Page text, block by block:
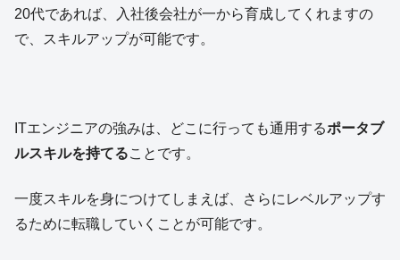
20代であれば、入社後会社が一から育成してくれますの
で、スキルアップが可能です。
ITエンジニアの強みは、どこに行っても通用するポータブ
ルスキルを持てることです。
一度スキルを身につけてしまえば、さらにレベルアップす
るために転職していくことが可能です。